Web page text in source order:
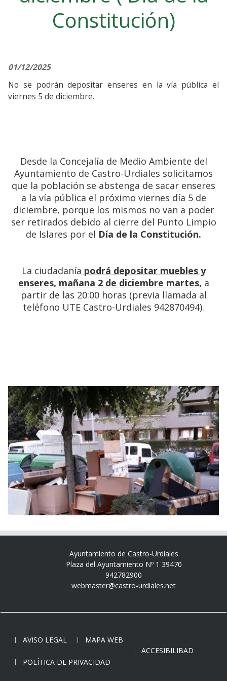
Constitución)
01/12/2025
No se podrán depositar enseres en la vía pública el
viernes 5 de diciembre.
Desde la Concejalía de Medio Ambiente del
Ayuntamiento de Castro-Urdiales solicitamos
que la población se abstenga de sacar enseres
a la vía pública el próximo viernes día 5 de
diciembre, porque los mismos no van a poder
ser retirados debido al cierre del Punto Limpio
de Islares por el Día de la Constitución.
La ciudadanía podrá depositar muebles y
enseres, mañana 2 de diciembre martes, a
partir de las 20:00 horas (previa llamada al
teléfono UTE Castro-Urdiales 942870494).
Ayuntamiento de Castro-Urdiales
Plaza del Ayuntamiento Nº 1 39470
942782900
webmaster@castro-urdiales.net
AVISO LEGAL
MAPA WEB
ACCESIBILIBAD
POLÍTICA DE PRIVACIDAD